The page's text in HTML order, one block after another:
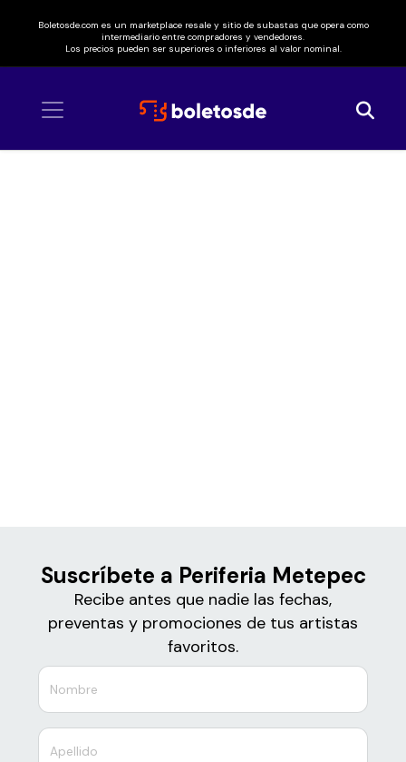
Boletosde.com es un marketplace resale y sitio de subastas que opera como
intermediario entre compradores y vendedores.
Los precios pueden ser superiores o inferiores al valor nominal.
Suscríbete a Periferia Metepec
Recibe antes que nadie las fechas,
preventas y promociones de tus artistas
favoritos.